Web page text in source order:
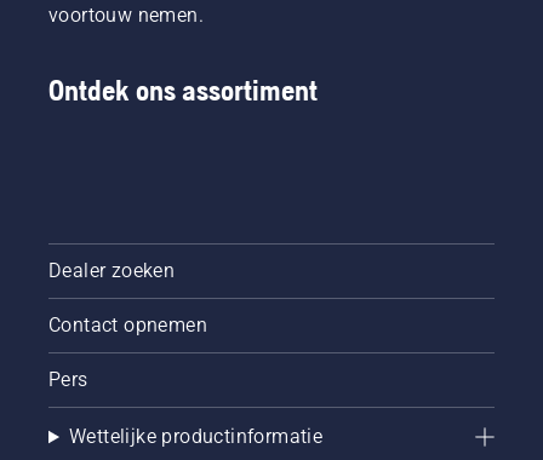
voortouw nemen.
Ontdek ons assortiment
Dealer zoeken
Contact opnemen
Pers
Wettelijke productinformatie